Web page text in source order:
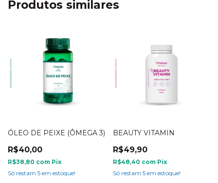
Produtos similares
ÓLEO DE PEIXE (ÔMEGA 3)
R$40,00
R$38,80 com Pix
Só restam 5 em estoque!
BEAUTY VITAMIN
R$49,90
R$48,40 com Pix
Só restam 5 em estoque!